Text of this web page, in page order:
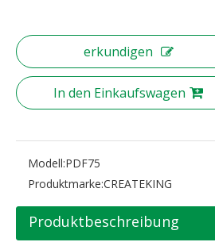
erkundigen
In den Einkaufswagen
Modell:PDF75
Produktmarke:CREATEKING
Produktbeschreibung